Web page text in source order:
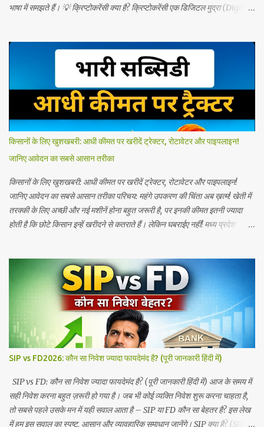
भाषा में समझते हैं। 💡 क्रिप्टोकरेंसी क्या है? क्रिप्टोकरेंसी एक डिजिटल मुद्रा (Digital
नोट या सिक्के। यह पूरी तरह ऑनलाइन चलने वाली मुद्रा है। इसका उपयोग आप
ऑनलाइन पेमेंट, ट्रेडिंग और निवेश के लिए कर सकते हैं। उदाहरण के लिए * Bitcoin
(BTC) * Ethereum (ETH) * Ripple (XRP) * Dogecoin (DOGE) 🔐
ब्लॉकचेन क्या है और यह कैसे काम करता है? ब्लॉकचेन एक डिजिटल रजिस्टर की तरह
काम करता है जिसमें सभी ट्रांजेक्शन रिकॉर्ड होते हैं। हर ट्रांजेक्शन एक ब्लॉक में जुड़ता है
और यह ब्लॉक दूसरे ब्लॉकों से जुड़कर चेन (श्रृंखला) बना देता है — इसलिए इसे
Blockchain कहा जाता है। इससे डेटा में कोई बदलाव करना लगभग असंभव हो जाता
किसानों के लिए खुशखबरी: आधी कीमत पर खरीदें ट्रेक्टर, रोटावेटर और पाइपलाइन!
जानिए आवेदन का सबसे आसान तरीका
किसानों के लिए खुशखबरी: आधी कीमत पर खरीदें ट्रेक्टर, रोटावेटर और पाइपलाइन!
जानिए आवेदन का सबसे आसान तरीका परिचय: महंगे उपकरण की चिंता अब ख़त्म! खेती में
तरक्की के लिए अच्छी और नई मशीनें होना बहुत जरूरी है, पर इनकी कीमत इतनी ज्यादा
होती है कि छोटे किसान इन्हें खरीदने से कतराते हैं। लेकिन घबराईए नहीं! मध्य प्रदेश
की भारी सब्सिडी पर खरीद सकते हैं। योजना क्या है? (E-Krishi Yantra Anudan
Yojana) यह योजना मध्य प्रदेश सरकार के 'किसान कल्याण तथा कृषि विकास विभाग'
द्वारा चलाई जाती है। इसका मुख्य उद्देश्य किसानों को सस्ते में आधुनिक कृषि उपकरण
उपलब्ध कराना है। * कितनी सब्सिडी? 1. सामान्य किसान: कृषि यंत्रों पर 30% से 40%
तक सब्सिडी। 2. SC/ST या महिला किसान: इन्हें प्राथमिकता मिलती है और सब्सिडी
50% तक भी हो सकती है। * किन-किन मशीनों पर मिलती है सब्सिडी? 1. ट्रेक्टर (विशेष
शर्तों के साथ) 2. रोटावेटर (Rotavator) 3. सीड कम फ़र्टिलाइज़र ...
SIP vs FD2026: कौन सा निवेश ज्यादा फायदेमंद है? (पूरी जानकारी हिंदी में)
SIP vs FD: कौन सा निवेश ज्यादा फायदेमंद है? (पूरी जानकारी हिंदी में) आज के समय में
सही निवेश करना बहुत ज़रूरी हो गया है। जब भी कोई व्यक्ति निवेश शुरू करना चाहता है,
तो सबसे पहले उसके मन में यही सवाल आता है – SIP या FD कौन सा बेहतर है? इस लेख
में हम इस सवाल का स्पष्ट, आसान और व्यावहारिक समाधान जानेंगे। SIP क्या है? (SIP